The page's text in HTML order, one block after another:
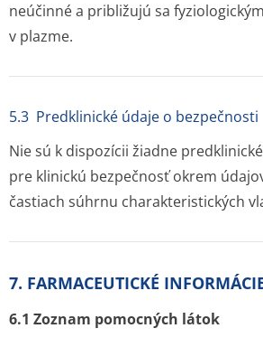
neúčinné a približujú sa
v plazme.
5.3 Predklinické údaje o bezpečnosti
Nie sú k dispozícii žiadne
pre klinickú bezpečnosť okrem
častiach súhrnu charakteristických
7. FARMACEUTICKÉ
6.1 Zoznam pomocných látok